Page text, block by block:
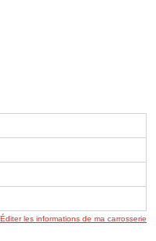
Éditer les informations de ma carrosserie